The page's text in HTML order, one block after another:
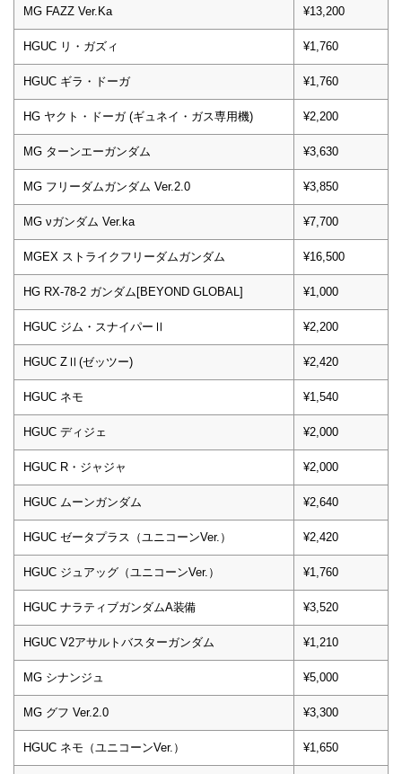
MG FAZZ Ver.Ka ¥13,200
HGUC リ・ガズィ ¥1,760
HGUC ギラ・ドーガ ¥1,760
HG ヤクト・ドーガ (ギュネイ・ガス専用機) ¥2,200
MG ターンエーガンダム ¥3,630
MG フリーダムガンダム Ver.2.0 ¥3,850
MG νガンダム Ver.ka ¥7,700
MGEX ストライクフリーダムガンダム ¥16,500
HG RX-78-2 ガンダム[BEYOND GLOBAL] ¥1,000
HGUC ジム・スナイパーⅡ ¥2,200
HGUC ZⅡ(ゼッツー) ¥2,420
HGUC ネモ ¥1,540
HGUC ディジェ ¥2,000
HGUC R・ジャジャ ¥2,000
HGUC ムーンガンダム ¥2,640
HGUC ゼータプラス（ユニコーンVer.） ¥2,420
HGUC ジュアッグ（ユニコーンVer.） ¥1,760
HGUC ナラティブガンダムA装備 ¥3,520
HGUC V2アサルトバスターガンダム ¥1,210
MG シナンジュ ¥5,000
MG グフ Ver.2.0 ¥3,300
HGUC ネモ（ユニコーンVer.） ¥1,650